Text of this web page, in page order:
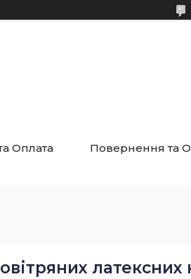
Оплата Повернення та
латексних